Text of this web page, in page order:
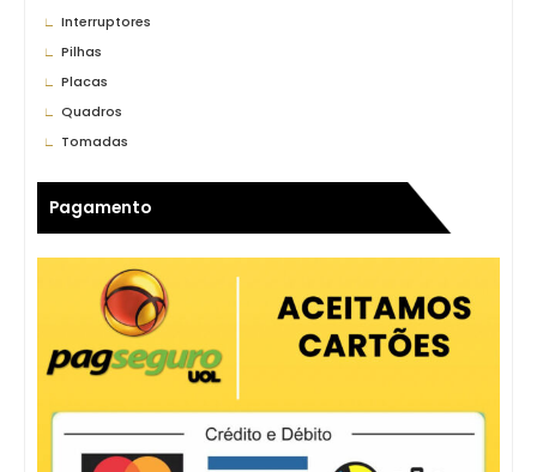
Interruptores
Pilhas
Placas
Quadros
Tomadas
Pagamento